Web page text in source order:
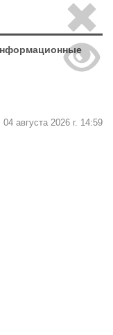
августа 2026 г. 14:59